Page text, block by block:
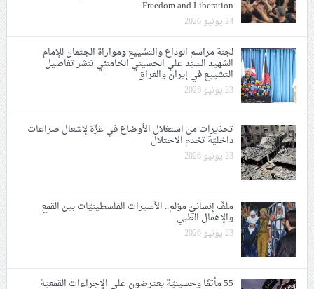
Freedom and Liberation
24 يونيو 2026
لجنة مراسم الوداع والتشييع ومواراة الجثمان للإمام
الشهيد السيّد علي الحسيني الخامنئي تنشر تفاصيل
التشييع في إيران والعراق
23 يونيو 2026
تحذيرات من استغلال الأوضاع في غزّة لإشعال صراعات
داخليّة تخدم الاحتلال
23 يونيو 2026
ملفّ إنسانيّ مؤلم.. الأسيرات الفلسطينيّات بين القمع
والإهمال الطبي
23 يونيو 2026
55 مأتمًا وحسينيّة يعترضون على الإجراءات القمعيّة